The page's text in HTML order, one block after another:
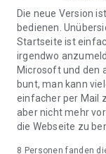
Ihre Beiträge!
Mit der Nutzung
Übermittlung von
Wenn Sie diese
auf
"Absturzberichte
Erläuterung der
Die neue Version
bedienen.
Startseite ist
irgendwo
Microsoft und den
bunt, man kann
einfacher per Mail
aber nicht mehr
die Webseite zu
8 Personen fanden